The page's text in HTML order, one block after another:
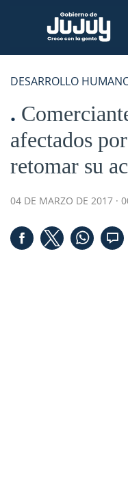
DESARROLLO
afectados
retomar su
04 DE MARZO DE 2017 ·